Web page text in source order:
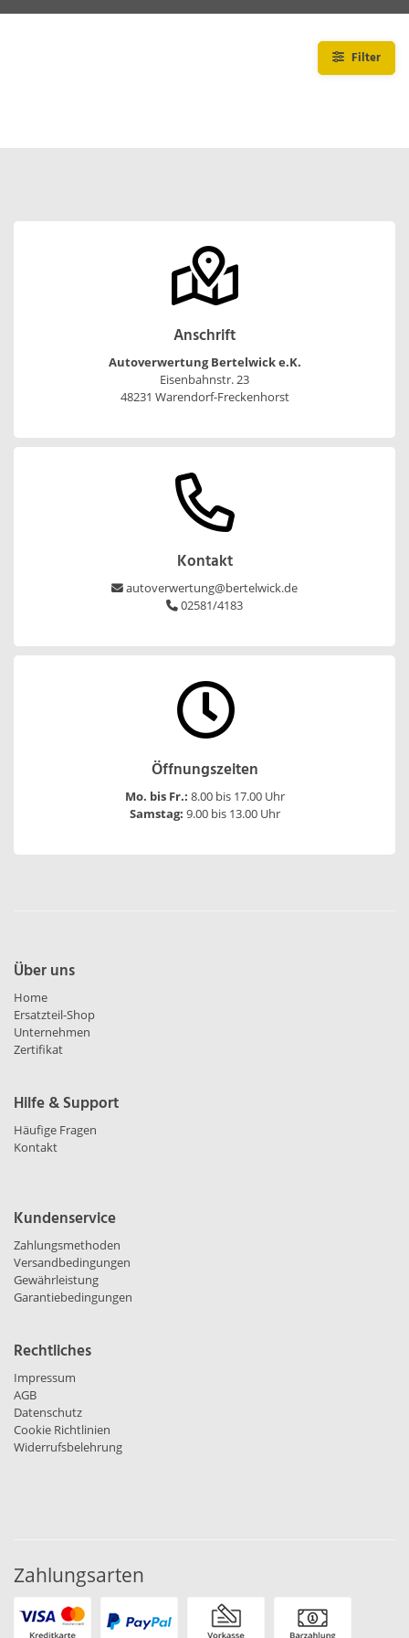
Filter
Anschrift
Autoverwertung Bertelwick e.K.
Eisenbahnstr. 23
48231 Warendorf-Freckenhorst
Kontakt
autoverwertung@bertelwick.de
02581/4183
Öffnungszeiten
Mo. bis Fr.: 8.00 bis 17.00 Uhr
Samstag: 9.00 bis 13.00 Uhr
Über uns
Home
Ersatzteil-Shop
Unternehmen
Zertifikat
Hilfe & Support
Häufige Fragen
Kontakt
Kundenservice
Zahlungsmethoden
Versandbedingungen
Gewährleistung
Garantiebedingungen
Rechtliches
Impressum
AGB
Datenschutz
Cookie Richtlinien
Widerrufsbelehrung
Zahlungsarten